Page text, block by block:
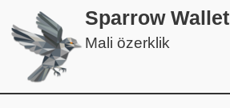
Sparrow Wallet
Mali özerklik